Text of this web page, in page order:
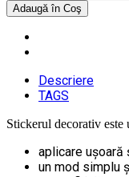
Descriere
TAGS
Stickerul decorativ este
aplicare ușoară
un mod simplu